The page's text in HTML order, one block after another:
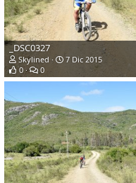
_DSC0327
Skylined
7 Dic 2015
0
0